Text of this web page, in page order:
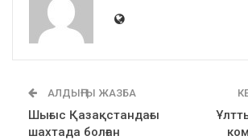
АЛДЫҢҒЫ ЖАЗБА
Шығыс Қазақстандағы
шахтада болған